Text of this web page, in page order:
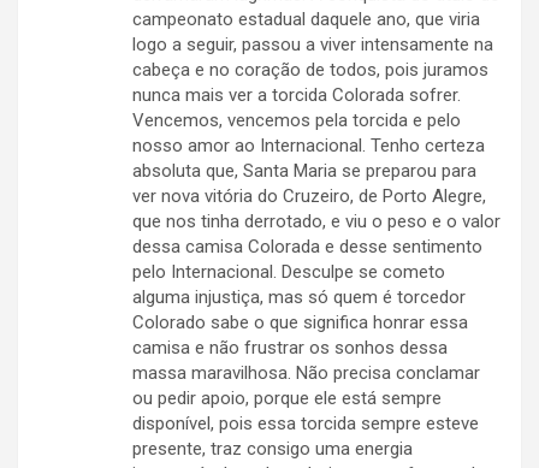
campeonato estadual daquele ano, que viria
logo a seguir, passou a viver intensamente na
cabeça e no coração de todos, pois juramos
nunca mais ver a torcida Colorada sofrer.
Vencemos, vencemos pela torcida e pelo
nosso amor ao Internacional. Tenho certeza
absoluta que, Santa Maria se preparou para
ver nova vitória do Cruzeiro, de Porto Alegre,
que nos tinha derrotado, e viu o peso e o valor
dessa camisa Colorada e desse sentimento
pelo Internacional. Desculpe se cometo
alguma injustiça, mas só quem é torcedor
Colorado sabe o que significa honrar essa
camisa e não frustrar os sonhos dessa
massa maravilhosa. Não precisa conclamar
ou pedir apoio, porque ele está sempre
disponível, pois essa torcida sempre esteve
presente, traz consigo uma energia